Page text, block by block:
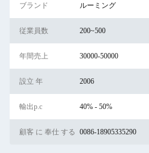
ブランド ルーミング
従業員数 200~500
年間売上 30000-50000
設立 年 2006
輸出p.c 40% - 50%
顧客 に 奉仕 する 0086-18905335290